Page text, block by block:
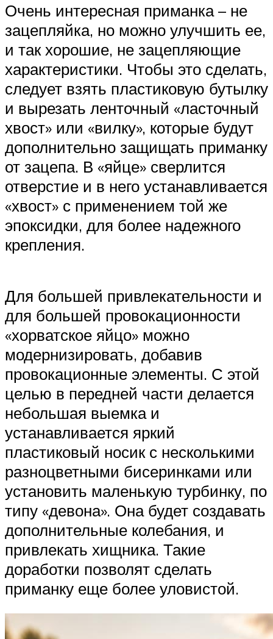
Очень интересная приманка – не
зацепляйка, но можно улучшить ее,
и так хорошие, не зацепляющие
характеристики. Чтобы это сделать,
следует взять пластиковую бутылку
и вырезать ленточный «ласточный
хвост» или «вилку», которые будут
дополнительно защищать приманку
от зацепа. В «яйце» сверлится
отверстие и в него устанавливается
«хвост» с применением той же
эпоксидки, для более надежного
крепления.
Для большей привлекательности и
для большей провокационности
«хорватское яйцо» можно
модернизировать, добавив
провокационные элементы. С этой
целью в передней части делается
небольшая выемка и
устанавливается яркий
пластиковый носик с несколькими
разноцветными бисеринками или
установить маленькую турбинку, по
типу «девона». Она будет создавать
дополнительные колебания, и
привлекать хищника. Такие
доработки позволят сделать
приманку еще более уловистой.